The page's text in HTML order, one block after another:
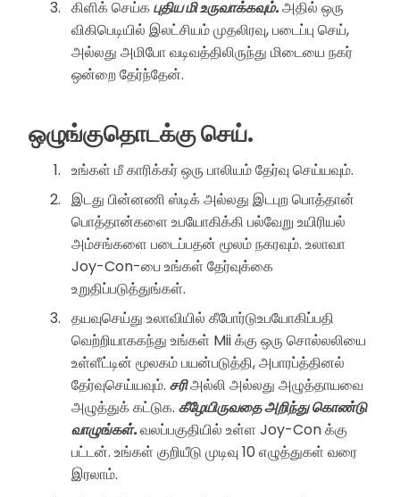
கிளிக் செய்கபுதிய மி உருவாக்கவும்.அதில் ஒரு
விகிபெடியில் இலட்சியம் முதலிரவு, படைப்பு செய்,
அல்லது அமிபோ வடிவத்திலிருந்து மிடையை நகர்
ஒன்றை தேர்ந்தேன்.
ஒழுங்குதொடக்கு செய்.
உங்கள் மீ காரிக்கர் ஒரு பாலியம் தேர்வு செய்யவும்.
இடது பின்னணி ஸ்டிக் அல்லது இடபுற பொத்தான்
பொத்தான்களை உபயோகிக்கி பல்வேறு உயிரியல்
அம்சங்களை படைப்பதன் மூலம் நகரவும். உலாவா
Joy-Con-பை உங்கள் தேர்வுக்கை
உறுதிப்படுத்துங்கள்.
தயவுசெய்து உலாவியில் கீபோர்டுஉபயோகிப்பதி
வெற்றியாககந்து உங்கள் Mii க்கு ஒரு சொல்லலியை
உள்ளீட்டின் மூலகம் பயன்படுத்தி, அபாரப்த்தினல்
தேர்வுசெய்யவும். சரிஅல்லி அல்லது அழுத்தாயவை
அழுத்துக் கட்டுக. கீழேயிருவதை அறிந்து கொண்டு
வாழுங்கள்.வலப்பகுதியில் உள்ள Joy-Con க்கு
பட்டன். உங்கள் குறியீடு முடிவு 10 எழுத்துகள் வரை
இரலாம்.